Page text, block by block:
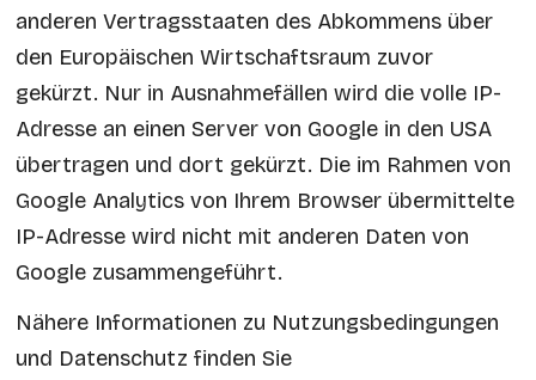
anderen Vertragsstaaten des Abkommens über
den Europäischen Wirtschaftsraum zuvor
gekürzt. Nur in Ausnahmefällen wird die volle IP-
Adresse an einen Server von Google in den USA
übertragen und dort gekürzt. Die im Rahmen von
Google Analytics von Ihrem Browser übermittelte
IP-Adresse wird nicht mit anderen Daten von
Google zusammengeführt.
Nähere Informationen zu Nutzungsbedingungen
und Datenschutz finden Sie